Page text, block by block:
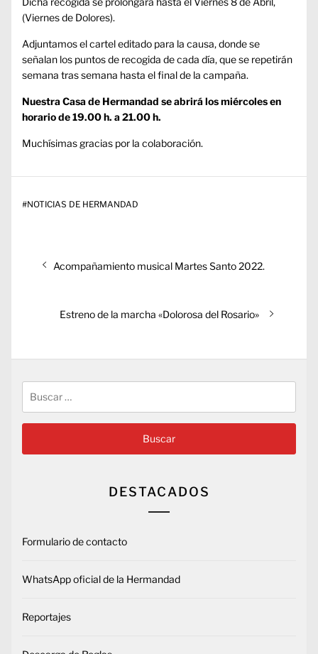
(Viernes de Dolores).
Adjuntamos el cartel editado para la causa, donde se
señalan los puntos de recogida de cada día, que se repetirán
semana tras semana hasta el final de la campaña.
Nuestra Casa de Hermandad se abrirá los miércoles en
horario de 19.00 h. a 21.00 h.
Muchísimas gracias por la colaboración.
#NOTICIAS DE HERMANDAD
Entrada
Acompañamiento musical Martes Santo 2022.
Entrada
Estreno de la marcha «Dolorosa del Rosario»
DESTACADOS
Formulario de contacto
WhatsApp oficial de la Hermandad
Reportajes